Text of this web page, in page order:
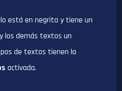
está en negrita y tiene un
los demás textos un
de textos tienen la
activada.